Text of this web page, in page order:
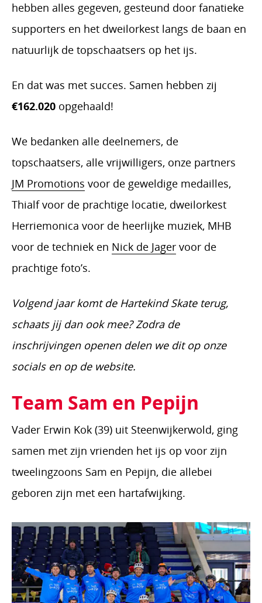
hebben alles gegeven, gesteund door fanatieke
supporters en het dweilorkest langs de baan en
natuurlijk de topschaatsers op het ijs.
En dat was met succes. Samen hebben zij
€162.020 opgehaald!
We bedanken alle deelnemers, de
topschaatsers, alle vrijwilligers, onze partners
JM Promotions voor de geweldige medailles,
Thialf voor de prachtige locatie, dweilorkest
Herriemonica voor de heerlijke muziek, MHB
voor de techniek en Nick de Jager voor de
prachtige foto’s.
Volgend jaar komt de Hartekind Skate terug,
schaats jij dan ook mee? Zodra de
inschrijvingen openen delen we dit op onze
socials en op de website.
Team Sam en Pepijn
Vader Erwin Kok (39) uit Steenwijkerwold, ging
samen met zijn vrienden het ijs op voor zijn
tweelingzoons Sam en Pepijn, die allebei
geboren zijn met een hartafwijking.